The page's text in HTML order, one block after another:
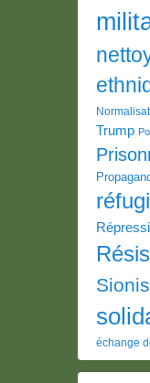
Trump
échange